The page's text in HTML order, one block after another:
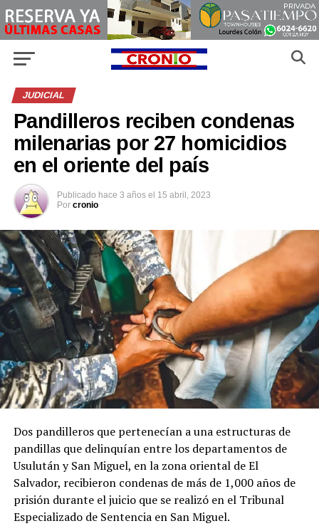
JUDICIAL
Pandilleros reciben condenas
milenarias por 27 homicidios
en el oriente del país
Publicado hace 3 años el 15 abril, 2023
Por cronio
Dos pandilleros que pertenecían a una estructuras de
pandillas que delinquían entre los departamentos de
Usulután y San Miguel, en la zona oriental de El
Salvador, recibieron condenas de más de 1,000 años de
prisión durante el juicio que se realizó en el Tribunal
Especializado de Sentencia en San Miguel.